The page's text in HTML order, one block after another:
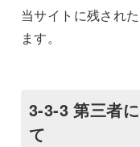
当サイトに残され
ます。
3-3-3 第三者
て